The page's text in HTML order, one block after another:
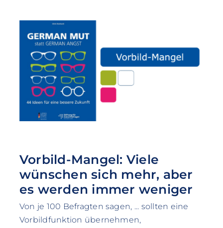
Vorbild-Mangel: Viele
wünschen sich mehr, aber
es werden immer weniger
Von je 100 Befragten sagen, ... sollten eine
Vorbildfunktion übernehmen,